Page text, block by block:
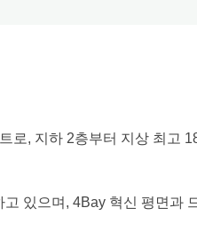
, 지하 2층부터 지상 최고
있으며, 4Bay 혁신 평면과